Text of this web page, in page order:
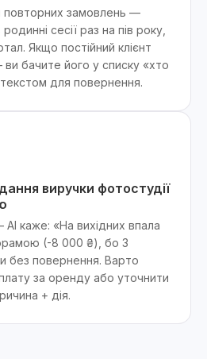
повторних замовлень —
сесії раз на пів року,
Якщо постійний клієнт
ви бачите його у списку «хто
для повернення.
виручки фотостудії
каже: «На вихідних впала
(-8 000 ₴), бо 3
без повернення. Варто
за оренду або уточнити
+ дія.